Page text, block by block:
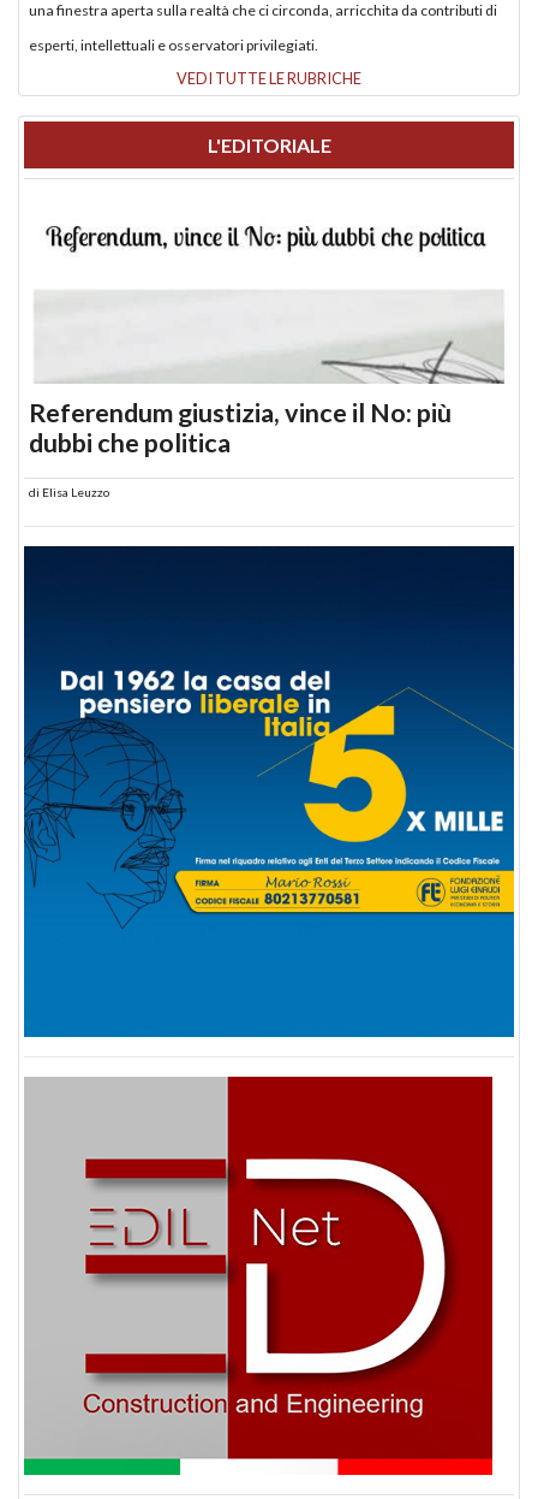
una finestra aperta sulla realtà che ci circonda, arricchita da contributi di
esperti, intellettuali e osservatori privilegiati.
VEDI TUTTE LE RUBRICHE
L'EDITORIALE
Referendum giustizia, vince il No: più
dubbi che politica
di Elisa Leuzzo